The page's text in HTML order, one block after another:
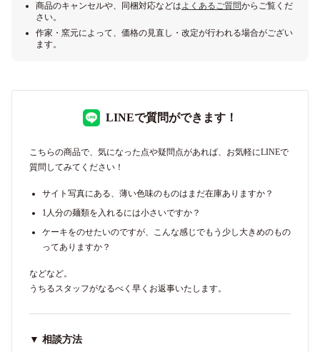
商品のキャンセルや、同梱対応などはよくあるご質問からご覧くだ
さい。
作家・窯元によって、価格の見直し・改定が行われる場合がござい
ます。
LINEで質問ができます！
こちらの商品で、気になった点や疑問点があれば、お気軽にLINEで
質問してみてください！
サイト写真にある、薄い色味のものはまだ在庫ありますか？
1人分の麺類を入れるには小さいですか？
ケーキをのせたいのですが、こんな感じでもう少し大きめのもの
ってありますか？
などなど。
うちるスタッフがなるべく早くお返事いたします。
▼ 相談方法